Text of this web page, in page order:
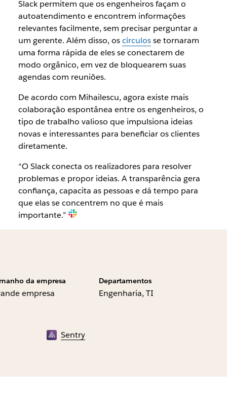
Slack permitem que os engenheiros façam o
autoatendimento e encontrem informações
relevantes facilmente, sem precisar perguntar a
um gerente. Além disso, oscírculosse tornaram
uma forma rápida de eles se conectarem de
modo orgânico, em vez de bloquearem suas
agendas com reuniões.
De acordo com Mihailescu, agora existe mais
colaboração espontânea entre os engenheiros, o
tipo de trabalho valioso que impulsiona ideias
novas e interessantes para beneficiar os clientes
diretamente.
“O Slack conecta os realizadores para resolver
problemas e propor ideias. A transparência gera
confiança, capacita as pessoas e dá tempo para
que elas se concentrem no que é mais
importante.”
da empresa
empresa
Departamentos
Engenharia, TI
Sentry